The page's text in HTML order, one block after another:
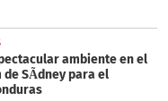
ambiente en el
de SÃ­dney para el